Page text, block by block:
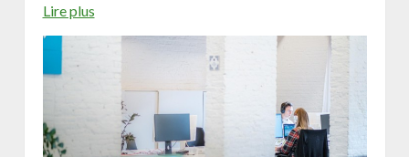
Lire plus
Become a member Account